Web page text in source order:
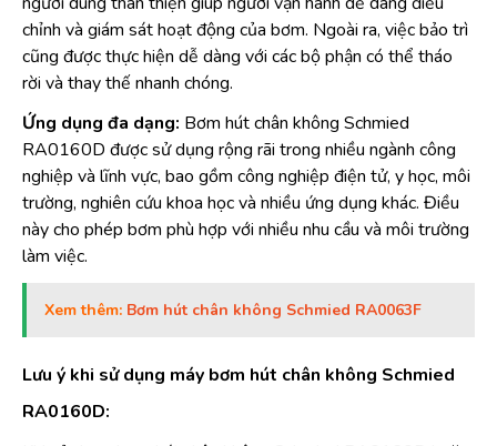
chỉnh và giám sát hoạt động của bơm. Ngoài ra, việc bảo trì
cũng được thực hiện dễ dàng với các bộ phận có thể tháo
rời và thay thế nhanh chóng.
Ứng dụng đa dạng: Bơm hút chân không Schmied
RA0160D được sử dụng rộng rãi trong nhiều ngành công
nghiệp và lĩnh vực, bao gồm công nghiệp điện tử, y học, môi
trường, nghiên cứu khoa học và nhiều ứng dụng khác. Điều
này cho phép bơm phù hợp với nhiều nhu cầu và môi trường
làm việc.
Xem thêm: Bơm hút chân không Schmied RA0063F
Lưu ý khi sử dụng máy bơm hút chân không Schmied
RA0160D: